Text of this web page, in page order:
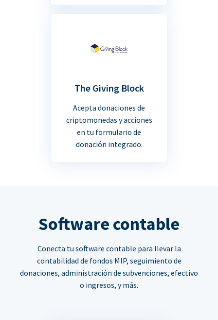
The Giving Block
Acepta donaciones de
criptomonedas y acciones
en tu formulario de
donación integrado.
Software contable
Conecta tu software contable para llevar la
contabilidad de fondos MIP, seguimiento de
donaciones, administración de subvenciones, efectivo
o ingresos, y más.